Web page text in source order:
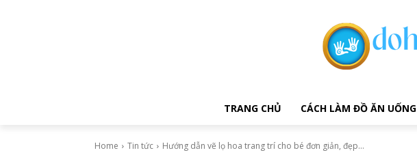
TRANG CHỦ CÁCH LÀM ĐỒ ĂN UỐNG
Home Tin tức Hướng dẫn vẽ lọ hoa trang trí cho bé đơn giản, đẹp...